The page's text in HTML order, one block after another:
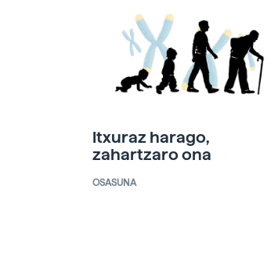
Itxuraz harago,
zahartzaro ona
OSASUNA